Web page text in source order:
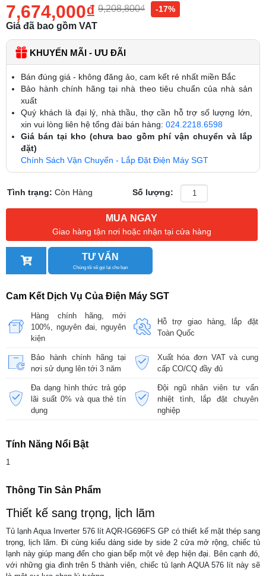
7,674,000₫ 9,208,800₫ -17%
Giá đã bao gồm VAT
KHUYẾN MÃI - ƯU ĐÃI
Bán đúng giá - không đăng ảo, cam kết rẻ nhất miền Bắc
Bảo hành chính hãng tại nhà theo tiêu chuẩn của nhà sản
xuất
Quý khách là đại lý, nhà thầu, thợ cần hỗ trợ số lượng lớn,
xin vui lòng liên hệ tổng đài bán hàng: 024.2218.6598
Giá bán tại kho (chưa bao gồm phí vận chuyển và lắp
đặt)
Chính Sách Vận Chuyển - Lắp Đặt Điện Máy SGT
Tình trạng:Còn Hàng Số lượng:
MUA NGAY
Giao hàng tận nơi hoặc nhận tại cửa hàng
TƯ VẤN
Chúng tôi sẽ gọi lại cho bạn
Cam Kết Dịch Vụ Của Điện Máy SGT
Hàng chính hãng, mới
100%, nguyên đai, nguyên
kiện
Hỗ trợ giao hàng, lắp đặt
Toàn Quốc
Bảo hành chính hãng tại
nơi sử dụng lên tới 3 năm
Xuất hóa đơn VAT và cung
cấp CO/CQ đầy đủ
Đa dạng hình thức trả góp
lãi suất 0% và qua thẻ tín
dụng
Đội ngũ nhân viên tư vấn
nhiệt tình, lắp đặt chuyên
nghiệp
Tính Năng Nổi Bật
1
Thông Tin Sản Phẩm
Thiết kế sang trọng, lịch lãm
Tủ lạnh Aqua Inverter 576 lít AQR-IG696FS GP có thiết kế mặt thép sang
trọng, lịch lãm. Đi cùng kiểu dáng side by side 2 cửa mở rộng, chiếc tủ
lạnh này giúp mang đến cho gian bếp một vẻ đẹp hiện đại. Bên cạnh đó,
với những gia đình trên 5 thành viên, chiếc tủ lạnh AQUA 576 lít này sẽ